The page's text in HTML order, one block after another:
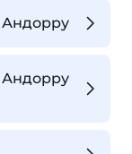
Андорру
Андорру